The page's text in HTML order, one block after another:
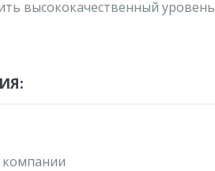
высококачественный уровень
компании